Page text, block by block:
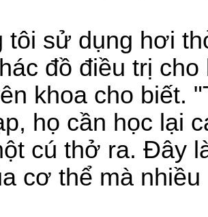
tôi sử dụng hơi
đồ điều trị
khoa cho biết.
họ cần học lại
cú thở ra. Đây
cơ thể mà